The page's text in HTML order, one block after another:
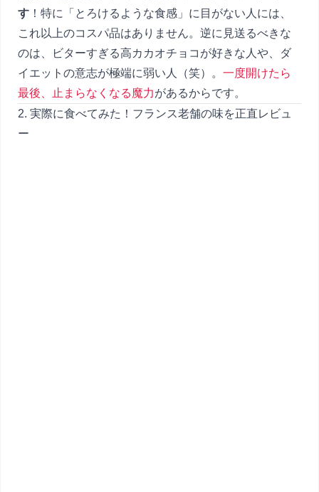
す ！特に「とろけるような食感」に目がない人には、
これ以上のコスパ品はありません。逆に見送るべきな
のは、ビターすぎる高カカオチョコが好きな人や、ダ
イエットの意志が極端に弱い人（笑）。 一度開けたら
最後、止まらなくなる魔力があるからです。
2. 実際に食べてみた！フランス老舗の味を正直レビュ
ー